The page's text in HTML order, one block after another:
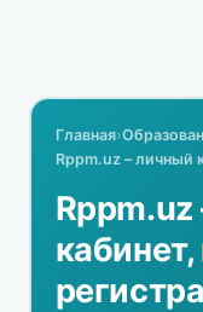
Главная›
Rppm.uz – личный